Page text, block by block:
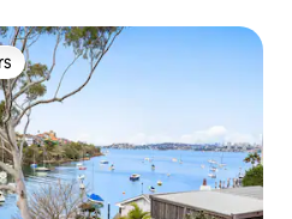
plus appréciés